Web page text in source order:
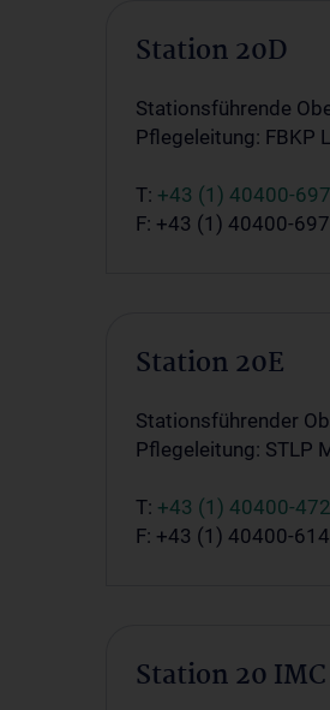
Station 20D
Stationsführende
Pflegeleitung: FBKP
T: +43 (1) 40400-
F: +43 (1) 40400-
Station 20E
Stationsführender
Pflegeleitung: STLP
T: +43 (1) 40400-
F: +43 (1) 40400-
Station 20 IMC